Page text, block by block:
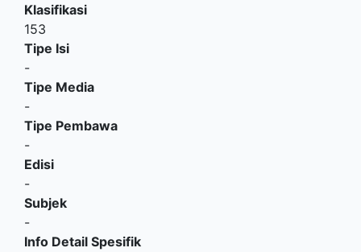
Klasifikasi
153
Tipe Isi
-
Tipe Media
-
Tipe Pembawa
-
Edisi
-
Subjek
-
Info Detail Spesifik